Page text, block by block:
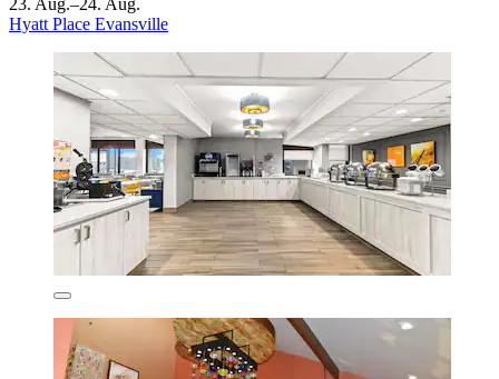
23. Aug.–24. Aug.
Hyatt Place Evansville